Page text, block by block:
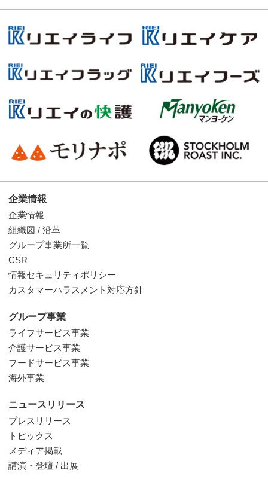
企業情報
企業情報
組織図 / 沿革
グループ事業所一覧
CSR
情報セキュリティポリシー
カスタマーハラスメント対応方針
グループ事業
ライフサービス事業
介護サービス事業
フードサービス事業
海外事業
ニュースリリース
プレスリリース
トピックス
メディア掲載
講演・登壇 / 出展